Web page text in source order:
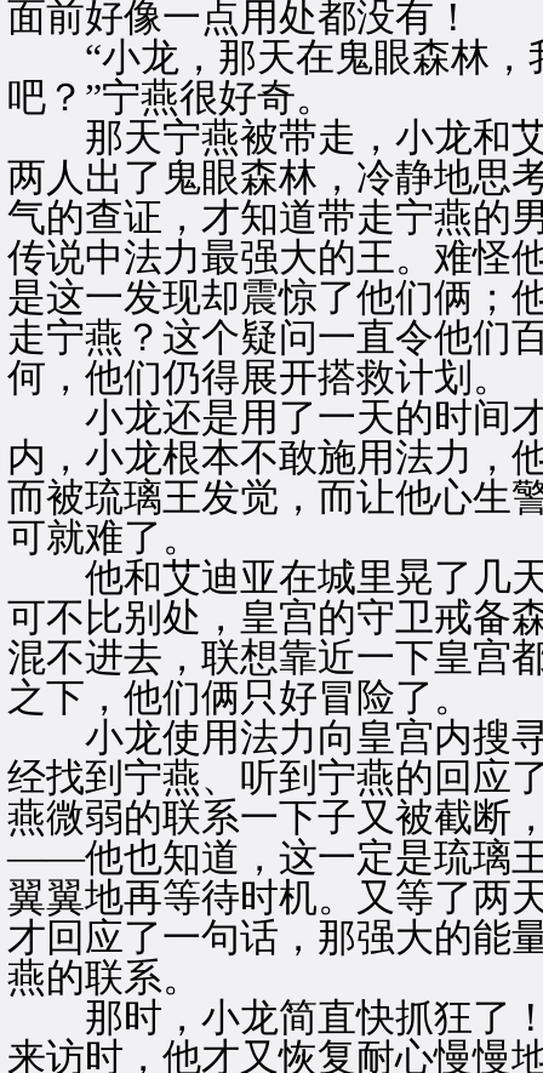
面前好像一点用处都没有！
“小龙，那天在鬼眼森林，
吧？”宁燕很好奇。
那天宁燕被带走，小龙和艾
两人出了鬼眼森林，冷静地思
气的查证，才知道带走宁燕
传说中法力最强大的王。难怪
是这一发现却震惊了他们俩；
走宁燕？这个疑问一直令他们
何，他们仍得展开搭救计划。
小龙还是用了一天的时间才
内，小龙根本不敢施用法力，
而被琉璃王发觉，而让他心生
可就难了。
他和艾迪亚在城里晃了几天
可不比别处，皇宫的守卫戒备
混不进去，联想靠近一下皇宫
之下，他们俩只好冒险了。
小龙使用法力向皇宫内搜寻
经找到宁燕、听到宁燕的回应
燕微弱的联系一下子又被截断
——他也知道，这一定是琉璃
翼翼地再等待时机。又等了两
才回应了一句话，那强大的能
燕的联系。
那时，小龙简直快抓狂了！
来访时，他才又恢复耐心慢慢